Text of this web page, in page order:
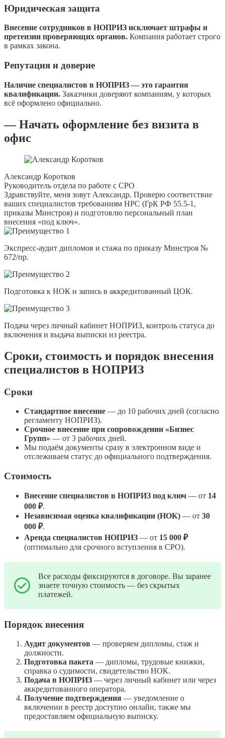
Юридическая защита
Внесение сотрудников в НОПРИЗ исключает штрафы и
претензии проверяющих органов. Компания работает строго
в рамках закона.
Репутация и доверие
Наличие специалистов в НОПРИЗ — это гарантия
квалификации. Заказчики доверяют компаниям, у которых
всё оформлено официально.
— Начать оформление без визита в
офис
Александр Коротков
Руководитель отдела по работе с СРО
Здравствуйте, меня зовут Александр. Проверю соответствие
ваших специалистов требованиям НРС (ГрК РФ 55.5-1,
приказы Минстроя) и подготовлю персональный план
внесения «под ключ».
Экспресс-аудит дипломов и стажа по приказу Минстроя №
672/пр.
Подготовка к НОК и запись в аккредитованный ЦОК.
Подача через личный кабинет НОПРИЗ, контроль статуса до
включения и выдача выписки из реестра.
Сроки, стоимость и порядок внесения
специалистов в НОПРИЗ
Сроки
Стандартное внесение — до 10 рабочих дней (согласно
регламенту НОПРИЗ).
Срочное внесение при сопровождении «Бизнес
Групп» — от 3 рабочих дней.
Мы подаём документы сразу в электронном виде и
отслеживаем статус до официального подтверждения.
Стоимость
Внесение специалистов в НОПРИЗ под ключ — от 14
000 ₽.
Независимая оценка квалификации (НОК) — от 30
000 ₽.
Аренда специалистов НОПРИЗ — от 15 000 ₽
(оптимально для срочного вступления в СРО).
Все расходы фиксируются в договоре. Вы заранее
знаете точную стоимость — без скрытых
платежей.
Порядок внесения
Аудит документов — проверяем дипломы, стаж и
должности.
Подготовка пакета — дипломы, трудовые книжки,
справка о судимости, свидетельство НОК.
Подача в НОПРИЗ — через личный кабинет или через
аккредитованного оператора.
Получение подтверждения — уведомление о
включении в реестр доступно онлайн, также мы
предоставляем официальную выписку.